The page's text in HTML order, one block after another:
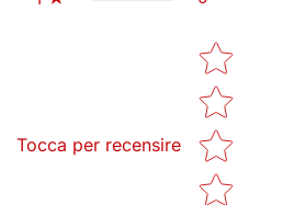
Tocca per recensire
Star rating